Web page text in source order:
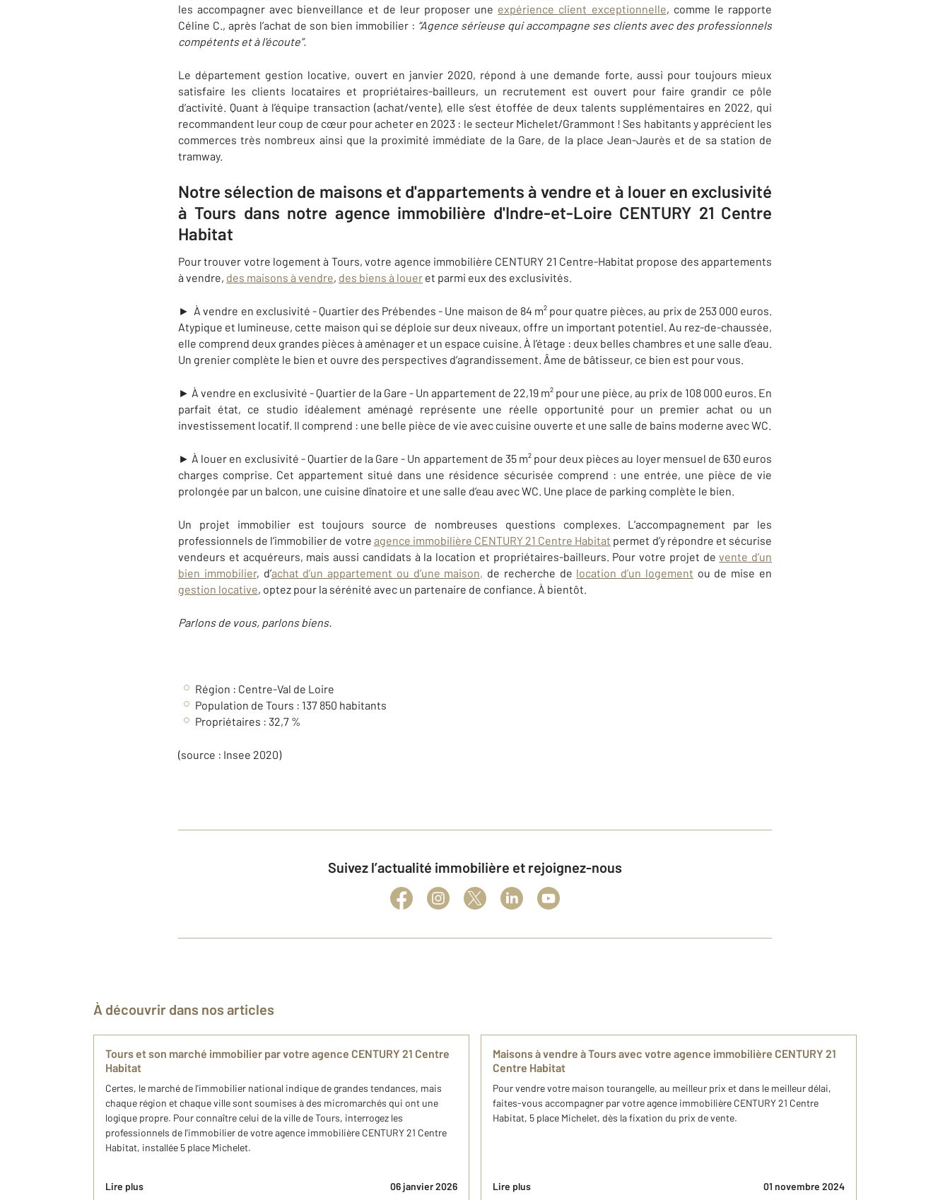
les accompagner avec bienveillance et de leur proposer une expérience client exceptionnelle, comme le rapporte
Céline C., après l’achat de son bien immobilier : “Agence sérieuse qui accompagne ses clients avec des professionnels
compétents et à l'écoute”.
Le département gestion locative, ouvert en janvier 2020, répond à une demande forte, aussi pour toujours mieux
satisfaire les clients locataires et propriétaires-bailleurs, un recrutement est ouvert pour faire grandir ce pôle
d’activité. Quant à l’équipe transaction (achat/vente), elle s’est étoffée de deux talents supplémentaires en 2022, qui
recommandent leur coup de cœur pour acheter en 2023 : le secteur Michelet/Grammont ! Ses habitants y apprécient les
commerces très nombreux ainsi que la proximité immédiate de la Gare, de la place Jean-Jaurès et de sa station de
tramway.
Notre sélection d​e maisons et d'appartements à vendre et à louer en exclusivité
à Tours dans notre agence immobilière d'Indre-et-Loire CENTURY 21 Centre
Habitat
Pour trouver votre logement à Tours, votre agence immobilière CENTURY 21 Centre-Habitat propose des appartements
à vendre, des maisons à vendre, des biens à louer et parmi eux des exclusivités.
► À vendre en exclusivité - Quartier des Prébendes - Une maison de 84 m² pour quatre pièces, au prix de 253 000 euros.
Atypique et lumineuse, cette maison qui se déploie sur deux niveaux, offre un important potentiel. Au rez-de-chaussée,
elle comprend deux grandes pièces à aménager et un espace cuisine. À l’étage : deux belles chambres et une salle d’eau.
Un grenier complète le bien et ouvre des perspectives d’agrandissement. Âme de bâtisseur, ce bien est pour vous.
► À vendre en exclusivité - Quartier de la Gare - Un appartement de 22,19 m² pour une pièce, au prix de 108 000 euros. En
parfait état, ce studio idéalement aménagé représente une réelle opportunité pour un premier achat ou un
investissement locatif. Il comprend : une belle pièce de vie avec cuisine ouverte et une salle de bains moderne avec WC.
► À louer en exclusivité - Quartier de la Gare - Un appartement de 35 m² pour deux pièces au loyer mensuel de 630 euros
charges comprise. Cet appartement situé dans une résidence sécurisée comprend : une entrée, une pièce de vie
prolongée par un balcon, une cuisine dînatoire et une salle d’eau avec WC. Une place de parking complète le bien.
Un projet immobilier est toujours source de nombreuses questions complexes. L’accompagnement par les
professionnels de l’immobilier de votre agence immobilière CENTURY 21 Centre Habitat permet d’y répondre et sécurise
vendeurs et acquéreurs, mais aussi candidats à la location et propriétaires-bailleurs. Pour votre projet devente d’un
bien immobilier, d’achat d’un appartement ou d’une maison, de recherche de location d’un logement ou de mise en
gestion locative, optez pour la sérénité avec un partenaire de confiance. À bientôt.
Parlons de vous, parlons biens.
Région : Centre-Val de Loire
Population de Tours : 137 850 habitants
Propriétaires : 32,7 %
(source : Insee 2020)
Suivez l’actualité immobilière et rejoignez-nous
À découvrir dans nos articles
Tours et son marché immobilier par votre agence CENTURY 21 Centre
Habitat
Certes, le marché de l'immobilier national indique de grandes tendances, mais
chaque région et chaque ville sont soumises à des micromarchés qui ont une
logique propre. Pour connaître celui de la ville de Tours, interrogez les
professionnels de l'immobilier de votre agence immobilière CENTURY 21 Centre
Habitat, installée 5 place Michelet.
Lire plus 06 janvier 2026
Maisons à vendre à Tours avec votre agence immobilière CENTURY 21
Centre Habitat
Pour vendre votre maison tourangelle, au meilleur prix et dans le meilleur délai,
faites-vous accompagner par votre agence immobilière CENTURY 21 Centre
Habitat, 5 place Michelet, dès la fixation du prix de vente.
Lire plus 01 novembre 2024